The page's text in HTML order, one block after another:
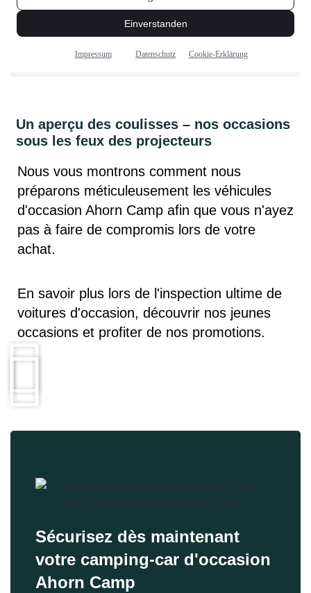
Un aperçu des coulisses – nos occasions
sous les feux des projecteurs
Nous vous montrons comment nous
préparons méticuleusement les véhicules
d'occasion Ahorn Camp afin que vous n'ayez
pas à faire de compromis lors de votre
achat.
En savoir plus lors de l'inspection ultime de
voitures d'occasion, découvrir nos jeunes
occasions et profiter de nos promotions.
Sécurisez dès maintenant
votre camping-car d'occasion
Ahorn Camp